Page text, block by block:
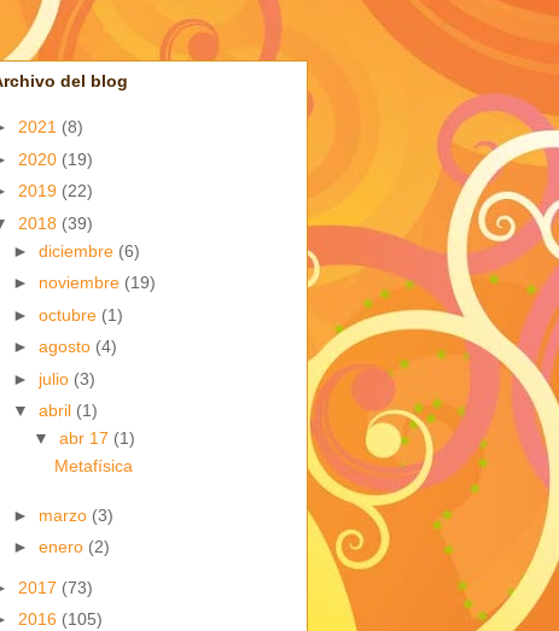
del blog
2021 (8)
2020 (19)
2019 (22)
2018 (39)
► diciembre (6)
► noviembre (19)
► octubre (1)
► agosto (4)
► julio (3)
▼ abril (1)
▼ abr 17 (1)
Metafísica
► marzo (3)
► enero (2)
2017 (73)
2016 (105)